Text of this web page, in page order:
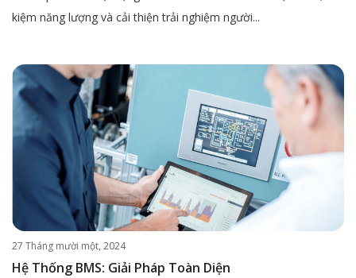
kiệm năng lượng và cải thiện trải nghiệm người...
27 Tháng mười một, 2024
Hệ Thống BMS: Giải Pháp Toàn Diện